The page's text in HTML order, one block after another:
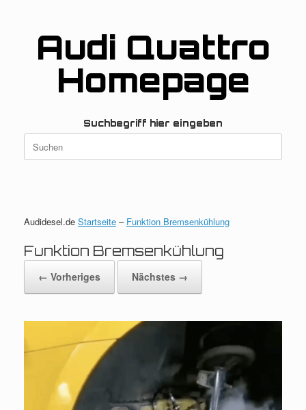
Audi Quattro
Homepage
Suchbegriff hier eingeben
Suchen
nach:
Audidesel.de Startseite – Funktion Bremsenkühlung
Funktion Bremsenkühlung
← Vorheriges Nächstes →